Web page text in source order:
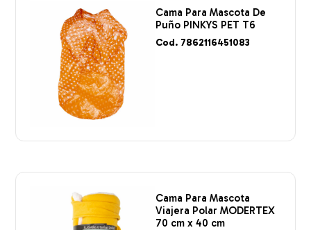
Cama Para Mascota De
Puño PINKYS PET T6
Cod. 7862116451083
Cama Para Mascota
Viajera Polar MODERTEX
70 cm x 40 cm